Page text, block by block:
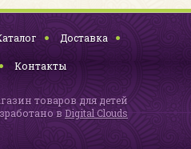
Доставка
Контакты
товаров для детей
в Digital Clouds